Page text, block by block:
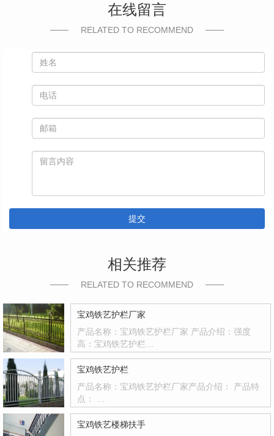
在线留言
RELATED TO RECOMMEND
提交
相关推荐
RELATED TO RECOMMEND
宝鸡铁艺护栏厂家
产品名称：宝鸡铁艺护栏厂家 产品介绍：强度
高：宝鸡铁艺护栏…
宝鸡铁艺护栏
产品名称：宝鸡铁艺护栏厂家产品介绍： 产品特
点： …
宝鸡铁艺楼梯扶手